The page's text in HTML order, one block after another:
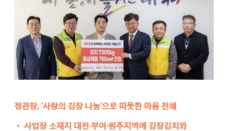
정관장, ‘사랑의 김장 나눔’으로 따뜻한 마음 전해
• 사업장 소재지 대전∙부여∙원주지역에 김장김치와